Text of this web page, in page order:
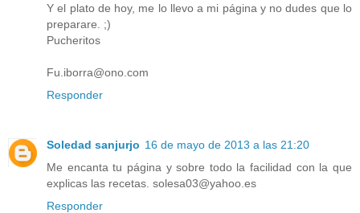
Y el plato de hoy, me lo llevo a mi página y no dudes que lo
preparare. ;)
Pucheritos
Fu.iborra@ono.com
Responder
Soledad sanjurjo 16 de mayo de 2013 a las 21:20
Me encanta tu página y sobre todo la facilidad con la que
explicas las recetas. solesa03@yahoo.es
Responder